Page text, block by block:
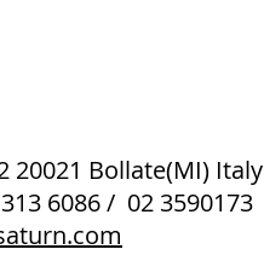
20021 Bollate(MI) Italy
6086 / 02 3590173